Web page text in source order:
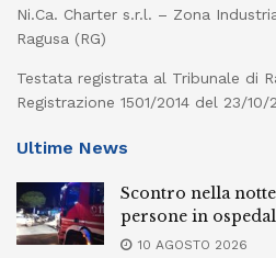
Ni.Ca. Charter s.r.l. – Zona
Ragusa (RG)
Testata registrata al Tribunale di
Registrazione 1501/2014 del 23/10/
Ultime News
Scontro nella
persone in
10 AGOSTO 2026